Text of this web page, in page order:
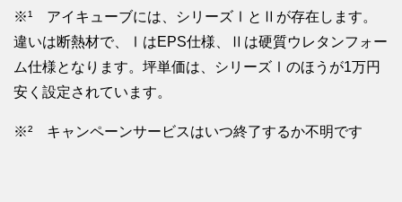
※¹ アイキューブには、シリーズⅠとⅡが存在します。
違いは断熱材で、ⅠはEPS仕様、Ⅱは硬質ウレタンフォー
ム仕様となります。坪単価は、シリーズⅠのほうが1万円
安く設定されています。
※² キャンペーンサービスはいつ終了するか不明です